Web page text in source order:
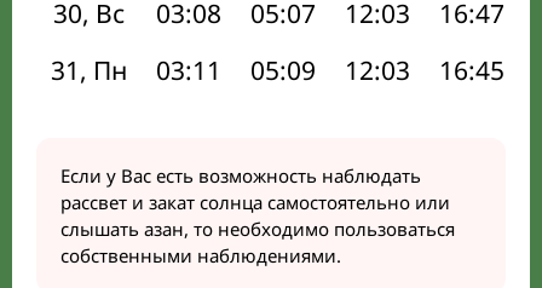
30, Вс
03:08 05:07 12:03 16:47
31, Пн
03:11 05:09 12:03 16:45
Если у Вас есть возможность наблюдать
рассвет и закат солнца самостоятельно или
слышать азан, то необходимо пользоваться
собственными наблюдениями.